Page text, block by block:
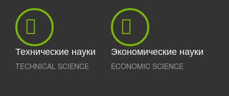
Технические науки
TECHNICAL SCIENCE
Экономические науки
ECONOMIC SCIENCE